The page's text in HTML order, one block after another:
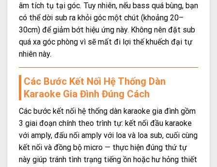
âm tích tụ tại góc. Tuy nhiên, nếu bass quá bùng, bạn
có thể dời sub ra khỏi góc một chút (khoảng 20–
30cm) để giảm bớt hiệu ứng này. Không nên đặt sub
quá xa góc phòng vì sẽ mất đi lợi thế khuếch đại tự
nhiên này.
Các Bước Kết Nối Hệ Thống Dàn
Karaoke Gia Đình Đúng Cách
Các bước kết nối hệ thống dàn karaoke gia đình gồm
3 giai đoạn chính theo trình tự: kết nối đầu karaoke
với amply, đấu nối amply với loa và loa sub, cuối cùng
kết nối và đồng bộ micro — thực hiện đúng thứ tự
này giúp tránh tình trạng tiếng ồn hoặc hư hỏng thiết